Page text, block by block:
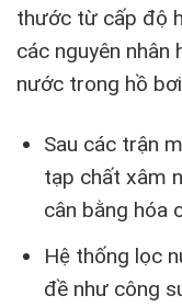
thước từ cấp độ
các nguyên nhân
nước trong hồ
Sau các trận
tạp chất xâm
cân bằng hóa
Hệ thống lọc
đề như công